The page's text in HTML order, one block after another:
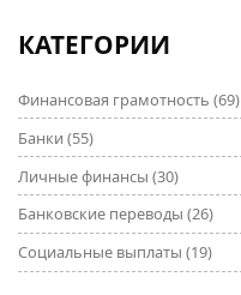
КАТЕГОРИИ
Финансовая грамотность (69)
Банки (55)
Личные финансы (30)
Банковские переводы (26)
Социальные выплаты (19)